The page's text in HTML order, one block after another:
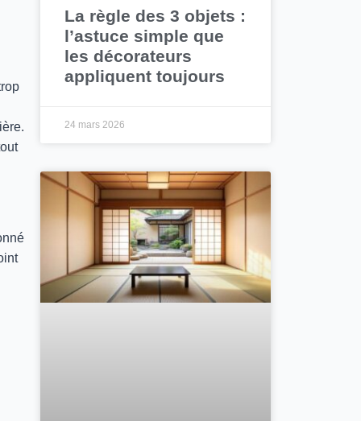
La règle des 3 objets :
l’astuce simple que
les décorateurs
appliquent toujours
24 mars 2026